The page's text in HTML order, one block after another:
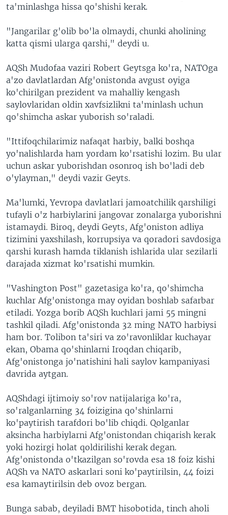
ta'minlashga hissa qo'shishi kerak.
"Jangarilar g'olib bo'la olmaydi, chunki aholining
katta qismi ularga qarshi," deydi u.
AQSh Mudofaa vaziri Robert Geytsga ko'ra, NATOga
a'zo davlatlardan Afg'onistonda avgust oyiga
ko'chirilgan prezident va mahalliy kengash
saylovlaridan oldin xavfsizlikni ta'minlash uchun
qo'shimcha askar yuborish so'raladi.
"Ittifoqchilarimiz nafaqat harbiy, balki boshqa
yo'nalishlarda ham yordam ko'rsatishi lozim. Bu ular
uchun askar yuborishdan osonroq ish bo'ladi deb
o'ylayman," deydi vazir Geyts.
Ma'lumki, Yevropa davlatlari jamoatchilik qarshiligi
tufayli o'z harbiylarini jangovar zonalarga yuborishni
istamaydi. Biroq, deydi Geyts, Afg'oniston adliya
tizimini yaxshilash, korrupsiya va qoradori savdosiga
qarshi kurash hamda tiklanish ishlarida ular sezilarli
darajada xizmat ko'rsatishi mumkin.
"Vashington Post" gazetasiga ko'ra, qo'shimcha
kuchlar Afg'onistonga may oyidan boshlab safarbar
etiladi. Yozga borib AQSh kuchlari jami 55 mingni
tashkil qiladi. Afg'onistonda 32 ming NATO harbiysi
ham bor. Tolibon ta'siri va zo'ravonliklar kuchayar
ekan, Obama qo'shinlarni Iroqdan chiqarib,
Afg'onistonga jo'natishini hali saylov kampaniyasi
davrida aytgan.
AQShdagi ijtimoiy so'rov natijalariga ko'ra,
so'ralganlarning 34 foizigina qo'shinlarni
ko'paytirish tarafdori bo'lib chiqdi. Qolganlar
aksincha harbiylarni Afg'onistondan chiqarish kerak
yoki hozirgi holat qoldirilishi kerak degan.
Afg'onistonda o'tkazilgan so'rovda esa 18 foiz kishi
AQSh va NATO askarlari soni ko'paytirilsin, 44 foizi
esa kamaytirilsin deb ovoz bergan.
Bunga sabab, deyiladi BMT hisobotida, tinch aholi